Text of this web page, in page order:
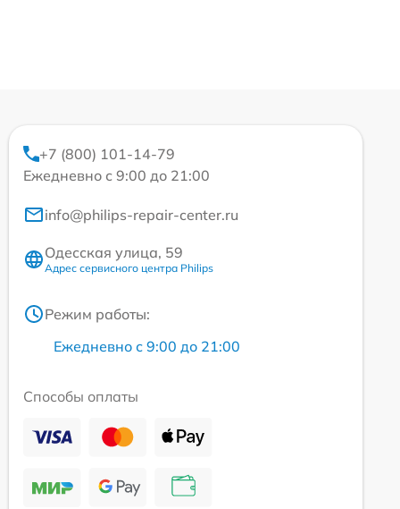
+7 (800) 101-14-79
Ежедневно с 9:00 до 21:00
info@philips-repair-center.ru
Одесская улица, 59
Адрес сервисного центра Philips
Режим работы:
Ежедневно с 9:00 до 21:00
Способы оплаты